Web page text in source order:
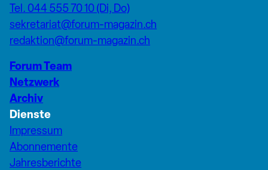
Tel. 044 555 70 10 (Di, Do)
sekretariat@forum-magazin.ch
redaktion@forum-magazin.ch
Forum Team
Netzwerk
Archiv
Dienste
Impressum
Abonnemente
Jahresberichte